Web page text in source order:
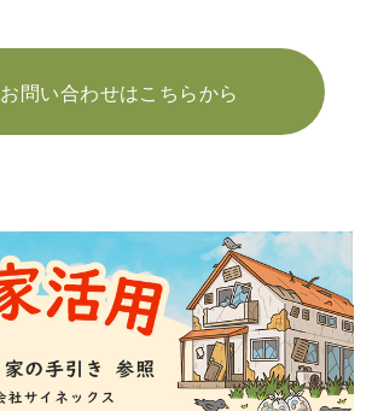
お問い合わせはこちらから